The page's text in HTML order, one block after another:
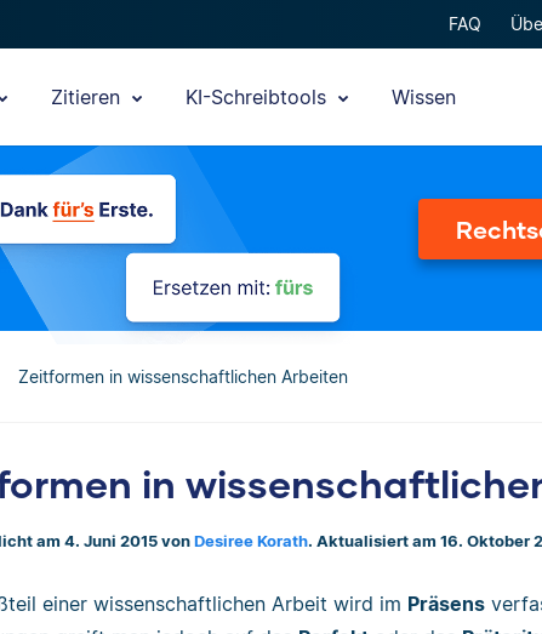
FAQ
Zitieren KI-Schreibtools Wissen
Zeitformen in wissenschaftlichen Arbeiten
in
am 4. Juni 2015 von Desiree Korath. Aktualisiert am 16. Oktober
einer wissenschaftlichen Arbeit wird im Präsens